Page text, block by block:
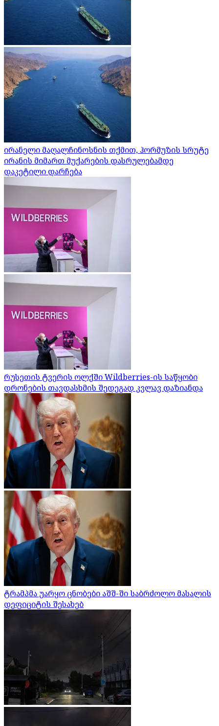
ირანელი მაღალჩინოსნის თქმით, ჰორმუზის სრუტე
ირანის მიმართ მუქარების დასრულებამდე
დაკეტილი დარჩება
რუსეთის ტვერის ოლქში Wildberries-ის საწყობი
დრონების თავდასხმის შედეგად კვლავ დაზიანდა
ტრამპმა უარყო ცნობები აშშ-ში საბრძოლო მასალის
დეფიციტის შესახებ